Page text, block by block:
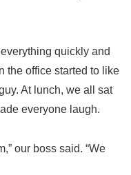
quickly and
the office started to like
At lunch, we all sat
everyone laugh.
our boss said. “We